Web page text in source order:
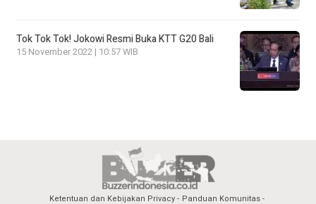
Tok Tok Tok! Jokowi Resmi Buka KTT G20 Bali
15 November 2022 | 10:57 WIB
Ketentuan dan Kebijakan Privacy
Panduan Komunitas